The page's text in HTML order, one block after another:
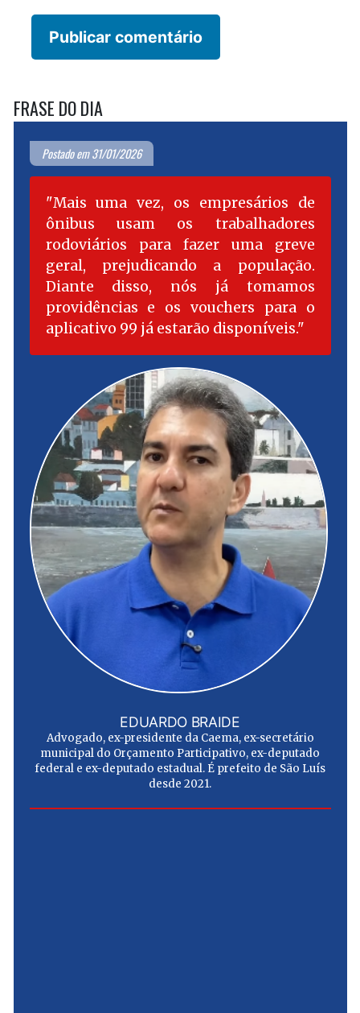
FRASE DO DIA
Postado em 31/01/2026
Mais uma vez, os empresários de
ônibus usam os trabalhadores
rodoviários para fazer uma greve
geral, prejudicando a população.
Diante disso, nós já tomamos
providências e os vouchers para o
aplicativo 99 já estarão disponíveis.
EDUARDO BRAIDE
Advogado, ex-presidente da Caema, ex-secretário
municipal do Orçamento Participativo, ex-deputado
federal e ex-deputado estadual. É prefeito de São Luís
desde 2021.